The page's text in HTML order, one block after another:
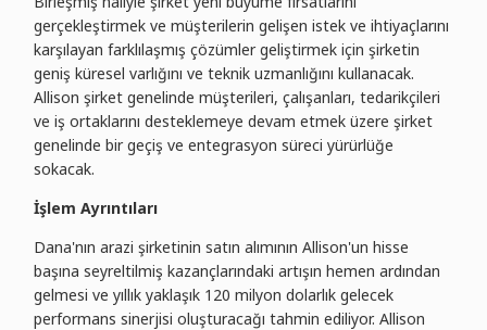
gerçekleştirmek ve müşterilerin gelişen istek ve ihtiyaçlarını
karşılayan farklılaşmış çözümler geliştirmek için şirketin
geniş küresel varlığını ve teknik uzmanlığını kullanacak.
Allison şirket genelinde müşterileri, çalışanları, tedarikçileri
ve iş ortaklarını desteklemeye devam etmek üzere şirket
genelinde bir geçiş ve entegrasyon süreci yürürlüğe
sokacak.
İşlem Ayrıntıları
Dana'nın arazi şirketinin satın alımının Allison'un hisse
başına seyreltilmiş kazançlarındaki artışın hemen ardından
gelmesi ve yıllık yaklaşık 120 milyon dolarlık gelecek
performans sinerjisi oluşturacağı tahmin ediliyor. Allison